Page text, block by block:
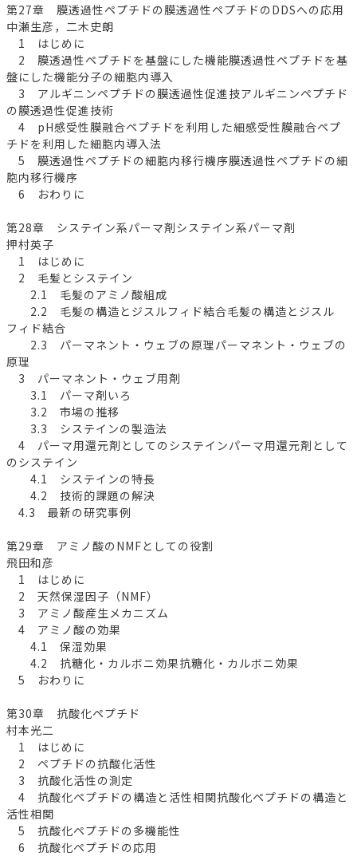
第27章 膜透過性ペプチドの膜透過性ペプチドのDDSへの応用
中瀬生彦，二木史朗
1 はじめに
2 膜透過性ペプチドを基盤にした機能膜透過性ペプチドを基
盤にした機能分子の細胞内導入
3 アルギニンペプチドの膜透過性促進技アルギニンペプチド
の膜透過性促進技術
4 pH感受性膜融合ペプチドを利用した細感受性膜融合ペプ
チドを利用した細胞内導入法
5 膜透過性ペプチドの細胞内移行機序膜透過性ペプチドの細
胞内移行機序
6 おわりに
第28章 システイン系パーマ剤システイン系パーマ剤
押村英子
1 はじめに
2 毛髪とシステイン
2.1 毛髪のアミノ酸組成
2.2 毛髪の構造とジスルフィド結合毛髪の構造とジスル
フィド結合
2.3 パーマネント・ウェブの原理パーマネント・ウェブの
原理
3 パーマネント・ウェブ用剤
3.1 パーマ剤いろ
3.2 市場の推移
3.3 システインの製造法
4 パーマ用還元剤としてのシステインパーマ用還元剤として
のシステイン
4.1 システインの特長
4.2 技術的課題の解決
4.3 最新の研究事例
第29章 アミノ酸のNMFとしての役割
飛田和彦
1 はじめに
2 天然保湿因子（NMF）
3 アミノ酸産生メカニズム
4 アミノ酸の効果
4.1 保湿効果
4.2 抗糖化・カルボニ効果抗糖化・カルボニ効果
5 おわりに
第30章 抗酸化ペプチド
村本光二
1 はじめに
2 ペプチドの抗酸化活性
3 抗酸化活性の測定
4 抗酸化ペプチドの構造と活性相関抗酸化ペプチドの構造と
活性相関
5 抗酸化ペプチドの多機能性
6 抗酸化ペプチドの応用